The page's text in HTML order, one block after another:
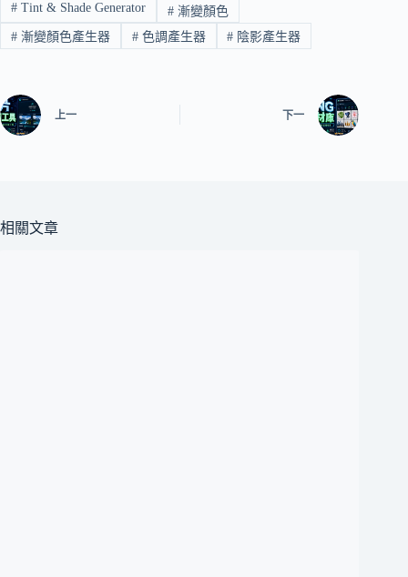
#Tint & Shade Generator #漸變顏色
#漸變顏色產生器 #色調產生器 # 陰影產生器
上一 下一
相關文章